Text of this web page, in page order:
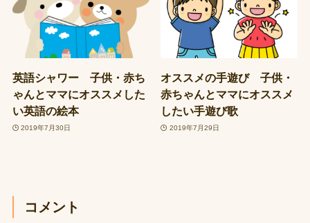
英語シャワー 子供・赤ち
ゃんとママにオススメした
い英語の絵本
2019年7月30日
オススメの手遊び 子供・
赤ちゃんとママにオススメ
したい手遊び歌
2019年7月29日
コメント